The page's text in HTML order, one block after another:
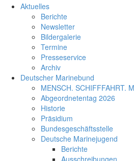
Aktuelles
Berichte
Newsletter
Bildergalerie
Termine
Presseservice
Archiv
Deutscher Marinebund
MENSCH. SCHIFFFAHRT.
Abgeordnetentag 2026
Historie
Präsidium
Bundesgeschäftsstelle
Deutsche Marinejugend
Berichte
Ausschreibungen